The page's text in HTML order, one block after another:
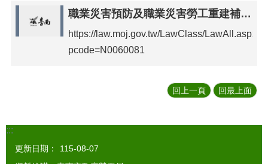
職業災害預防及職業災害勞工重建補助辦法
https://law.moj.gov.tw/LawClass/LawAll.aspx?
pcode=N0060081
回上一頁 回最上面
:::
更新日期：
115-08-07